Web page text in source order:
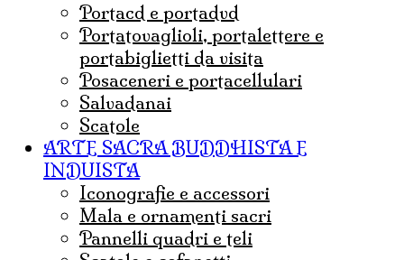
portacd e portadvd
portatovaglioli, portalettere e
portabiglietti da visita
posaceneri e portacellulari
salvadanai
scatole
ARTE SACRA BUDDHISTA E
INDUISTA
iconografie e accessori
mala e ornamenti sacri
pannelli quadri e teli